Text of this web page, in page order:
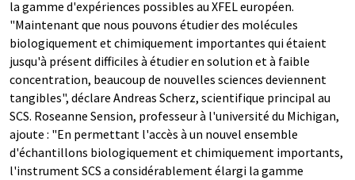
la gamme d'expériences possibles au XFEL européen.
"Maintenant que nous pouvons étudier des molécules
biologiquement et chimiquement importantes qui étaient
jusqu'à présent difficiles à étudier en solution et à faible
concentration, beaucoup de nouvelles sciences deviennent
tangibles", déclare Andreas Scherz, scientifique principal au
SCS. Roseanne Sension, professeur à l'université du Michigan,
ajoute : "En permettant l'accès à un nouvel ensemble
d'échantillons biologiquement et chimiquement importants,
l'instrument SCS a considérablement élargi la gamme